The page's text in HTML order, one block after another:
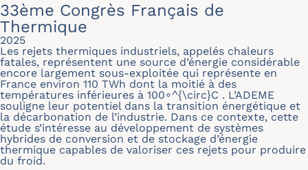
33ème Congrès Français de
Thermique
2025
Les rejets thermiques industriels, appelés chaleurs
fatales, représentent une source d’énergie considérable
encore largement sous-exploitée qui représente en
France environ 110 TWh dont la moitié à des
températures inférieures à 100∘^{\circ}C . L’ADEME
souligne leur potentiel dans la transition énergétique et
la décarbonation de l’industrie. Dans ce contexte, cette
étude s’intéresse au développement de systèmes
hybrides de conversion et de stockage d’énergie
thermique capables de valoriser ces rejets pour produire
du froid.